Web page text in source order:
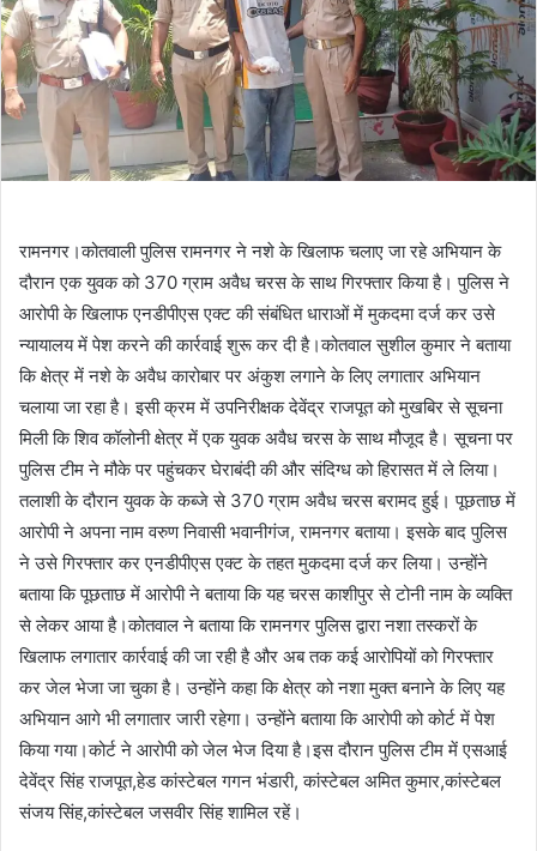
रामनगर।कोतवाली पुलिस रामनगर ने नशे के खिलाफ चलाए जा रहे अभियान के
दौरान एक युवक को 370 ग्राम अवैध चरस के साथ गिरफ्तार किया है। पुलिस ने
आरोपी के खिलाफ एनडीपीएस एक्ट की संबंधित धाराओं में मुकदमा दर्ज कर उसे
न्यायालय में पेश करने की कार्रवाई शुरू कर दी है।कोतवाल सुशील कुमार ने बताया
कि क्षेत्र में नशे के अवैध कारोबार पर अंकुश लगाने के लिए लगातार अभियान
चलाया जा रहा है। इसी क्रम में उपनिरीक्षक देवेंद्र राजपूत को मुखबिर से सूचना
मिली कि शिव कॉलोनी क्षेत्र में एक युवक अवैध चरस के साथ मौजूद है। सूचना पर
पुलिस टीम ने मौके पर पहुंचकर घेराबंदी की और संदिग्ध को हिरासत में ले लिया।
तलाशी के दौरान युवक के कब्जे से 370 ग्राम अवैध चरस बरामद हुई। पूछताछ में
आरोपी ने अपना नाम वरुण निवासी भवानीगंज, रामनगर बताया। इसके बाद पुलिस
ने उसे गिरफ्तार कर एनडीपीएस एक्ट के तहत मुकदमा दर्ज कर लिया। उन्होंने
बताया कि पूछताछ में आरोपी ने बताया कि यह चरस काशीपुर से टोनी नाम के व्यक्ति
से लेकर आया है।कोतवाल ने बताया कि रामनगर पुलिस द्वारा नशा तस्करों के
खिलाफ लगातार कार्रवाई की जा रही है और अब तक कई आरोपियों को गिरफ्तार
कर जेल भेजा जा चुका है। उन्होंने कहा कि क्षेत्र को नशा मुक्त बनाने के लिए यह
अभियान आगे भी लगातार जारी रहेगा। उन्होंने बताया कि आरोपी को कोर्ट में पेश
किया गया।कोर्ट ने आरोपी को जेल भेज दिया है।इस दौरान पुलिस टीम में एसआई
देवेंद्र सिंह राजपूत,हेड कांस्टेबल गगन भंडारी, कांस्टेबल अमित कुमार,कांस्टेबल
संजय सिंह,कांस्टेबल जसवीर सिंह शामिल रहें।